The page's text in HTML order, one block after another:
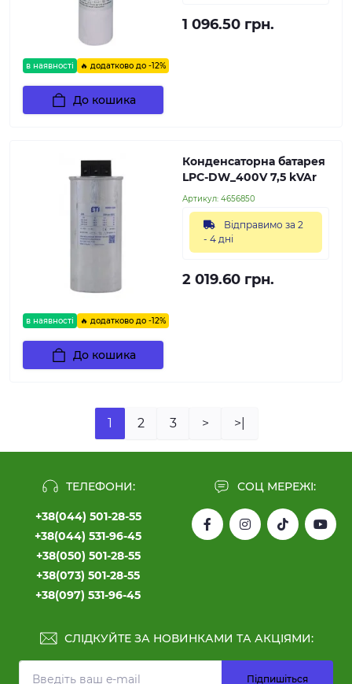
в наявності 🔥 додатково до -12%
1 096.50 грн.
До кошика
в наявності 🔥 додатково до -12%
Конденсаторна батарея
LPC-DW_400V 7,5 kVAr
Артикул: 4656850
Відправимо за 2
- 4 дні
2 019.60 грн.
До кошика
1 2 3 > >|
ТЕЛЕФОНИ:
+38(044) 501-28-55
+38(044) 531-96-45
+38(050) 501-28-55
+38(073) 501-28-55
+38(097) 531-96-45
СОЦ МЕРЕЖІ:
СЛІДКУЙТЕ ЗА НОВИНКАМИ ТА АКЦІЯМИ:
Підпишіться